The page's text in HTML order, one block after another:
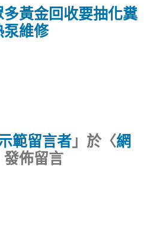
黃金回收要抽化糞
泵維修
範留言者 」於〈網
發佈留言